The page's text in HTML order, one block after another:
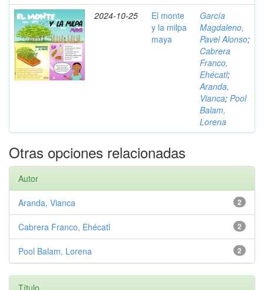
2024-10-25
El monte
y la milpa
maya
García
Magdaleno,
Pavel Alonso;
Cabrera
Franco,
Ehécatl;
Aranda,
Vianca; Pool
Balam,
Lorena
Otras opciones relacionadas
Autor
2
Aranda, Vianca
2
Cabrera Franco, Ehécatl
2
Pool Balam, Lorena
Título